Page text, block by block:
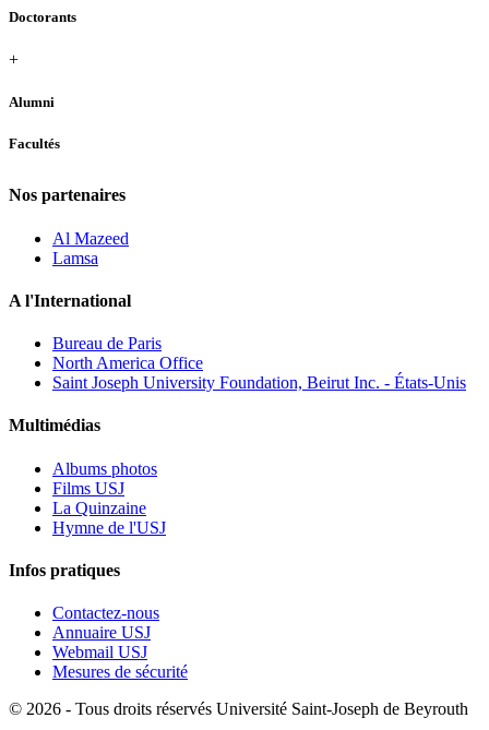
Doctorants
+
Alumni
Facultés
Nos partenaires
Al Mazeed
Lamsa
A l'International
Bureau de Paris
North America Office
Saint Joseph University Foundation, Beirut Inc. - États-Unis
Multimédias
Albums photos
Films USJ
La Quinzaine
Hymne de l'USJ
Infos pratiques
Contactez-nous
Annuaire USJ
Webmail USJ
Mesures de sécurité
© 2026 - Tous droits réservés Université Saint-Joseph de Beyrouth